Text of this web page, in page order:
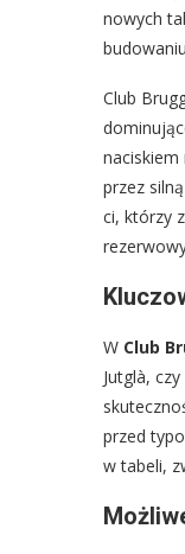
nowych
Club
przez
ci, którzy
W Club
Jutglà,
przed
w tabeli,